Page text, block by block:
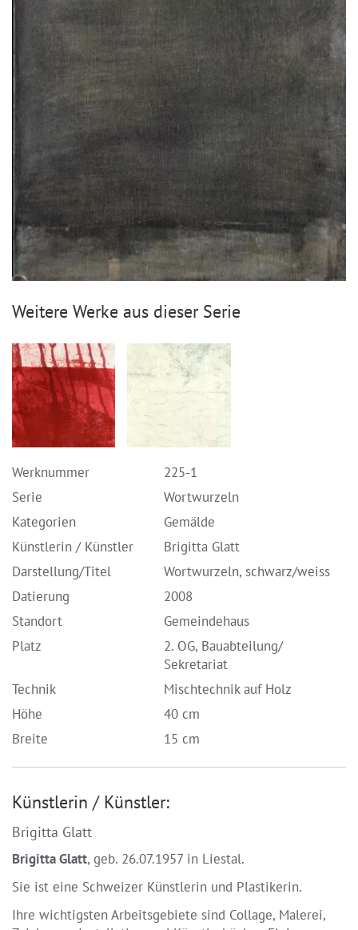
Weitere Werke aus dieser Serie
Werknummer
225-1
Serie
Wortwurzeln
Kategorien
Gemälde
Künstlerin / Künstler
Brigitta Glatt
Darstellung/Titel
Wortwurzeln, schwarz/weiss
Datierung
2008
Standort
Gemeindehaus
Platz
2. OG, Bauabteilung/
Sekretariat
Technik
Mischtechnik auf Holz
Höhe
40 cm
Breite
15 cm
Künstlerin / Künstler:
Brigitta Glatt
Brigitta Glatt, geb. 26.07.1957 in Liestal.
Sie ist eine Schweizer Künstlerin und Plastikerin.
Ihre wichtigsten Arbeitsgebiete sind Collage, Malerei,